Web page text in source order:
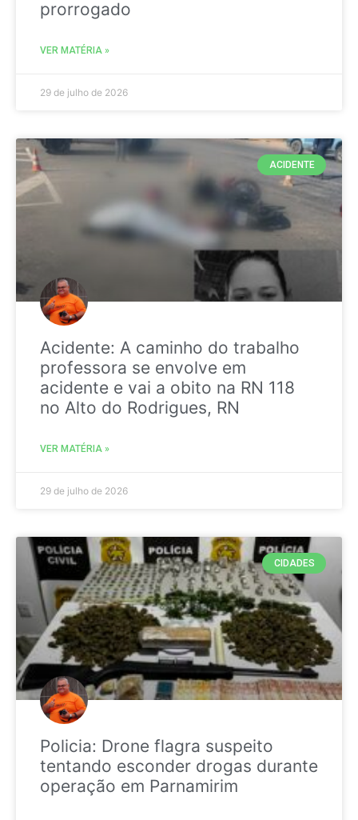
prorrogado
VER MATÉRIA »
29 de julho de 2026
ACIDENTE
Acidente: A caminho do trabalho
professora se envolve em
acidente e vai a obito na RN 118
no Alto do Rodrigues, RN
VER MATÉRIA »
29 de julho de 2026
CIDADES
Policia: Drone flagra suspeito
tentando esconder drogas durante
operação em Parnamirim